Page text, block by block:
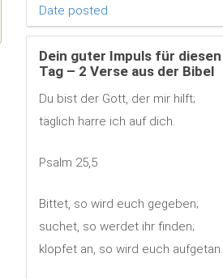
Date posted
Dein guter Impuls für diesen
Tag – 2 Verse aus der Bibel
Du bist der Gott, der mir hilft;
täglich harre ich auf dich.
Psalm 25,5
Bittet, so wird euch gegeben;
suchet, so werdet ihr finden;
klopfet an, so wird euch aufgetan.